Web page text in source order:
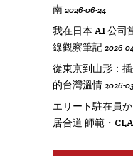
南 2026-06-24
我在日本 AI 公司
線觀察筆記 2026-
從東京到山形：
的台灣溫情 2026-
エリート駐在員
居合道 師範・